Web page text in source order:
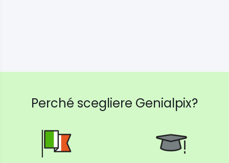
Perché scegliere Genialpix?